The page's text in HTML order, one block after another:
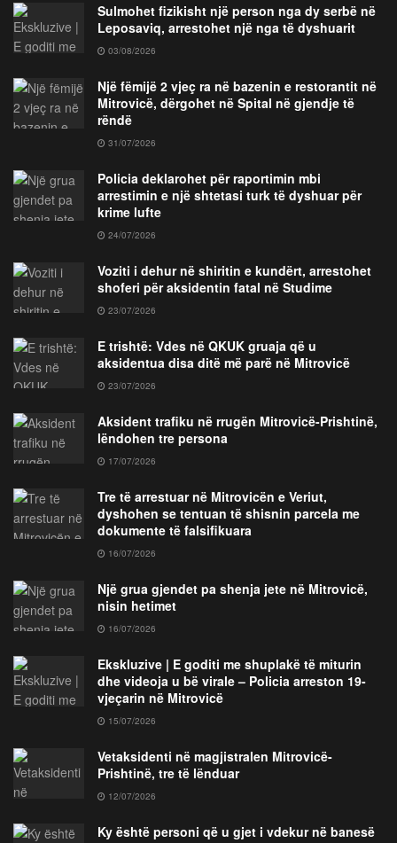
Sulmohet fizikisht një person nga dy serbë në
Leposaviq, arrestohet një nga të dyshuarit
03/08/2026
Një fëmijë 2 vjeç ra në bazenin e restorantit në
Mitrovicë, dërgohet në Spital në gjendje të
rëndë
31/07/2026
Policia deklarohet për raportimin mbi
arrestimin e një shtetasi turk të dyshuar për
krime lufte
24/07/2026
Voziti i dehur në shiritin e kundërt, arrestohet
shoferi për aksidentin fatal në Studime
23/07/2026
E trishtë: Vdes në QKUK gruaja që u
aksidentua disa ditë më parë në Mitrovicë
23/07/2026
Aksident trafiku në rrugën Mitrovicë-Prishtinë,
lëndohen tre persona
17/07/2026
Tre të arrestuar në Mitrovicën e Veriut,
dyshohen se tentuan të shisnin parcela me
dokumente të falsifikuara
16/07/2026
Një grua gjendet pa shenja jete në Mitrovicë,
nisin hetimet
16/07/2026
Ekskluzive | E goditi me shuplakë të miturin
dhe videoja u bë virale – Policia arreston 19-
vjeçarin në Mitrovicë
15/07/2026
Vetaksidenti në magjistralen Mitrovicë-
Prishtinë, tre të lënduar
12/07/2026
Ky është personi që u gjet i vdekur në banesë